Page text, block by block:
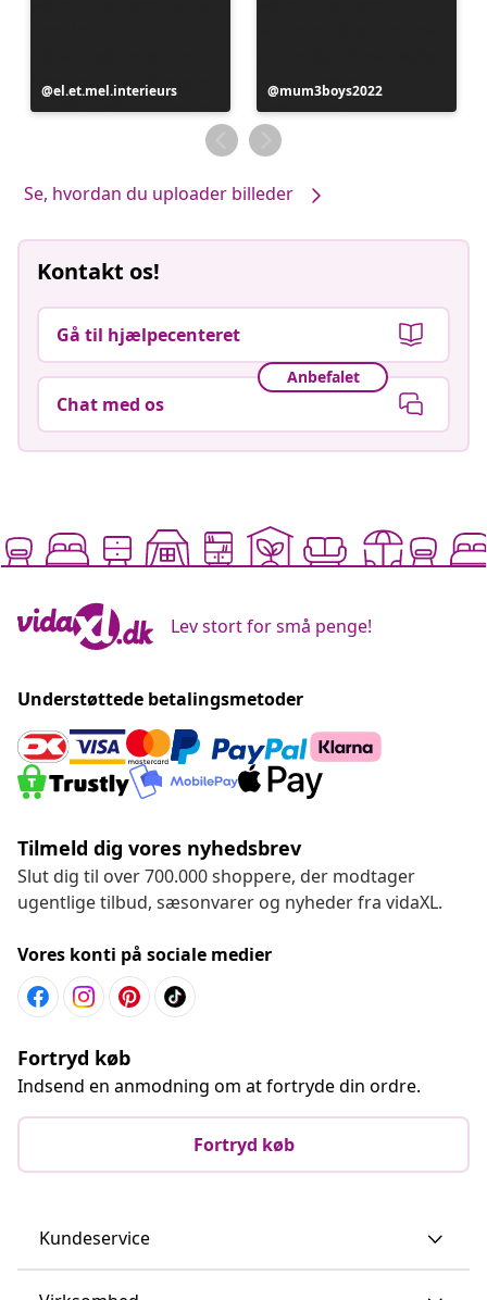
Opslag
offentliggjort
el.et.mel.interieurs
Opslag
offentliggjort
af
mum3boys2022
Se, hvordan du uploader billeder
Kontakt os!
Gå til hjælpecenteret
Anbefalet
Chat med os
Lev stort for små penge!
Understøttede betalingsmetoder
Tilmeld dig vores nyhedsbrev
Slut dig til over 700.000 shoppere, der modtager
ugentlige tilbud, sæsonvarer og nyheder fra vidaXL.
Vores konti på sociale medier
Fortryd køb
Indsend en anmodning om at fortryde din ordre.
Fortryd køb
Kundeservice